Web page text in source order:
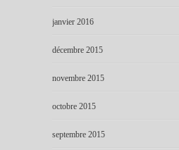
janvier 2016
décembre 2015
novembre 2015
octobre 2015
septembre 2015